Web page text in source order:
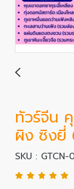
ทัวร์จีน
ผิง ซิงยี่
SKU : GTCN-